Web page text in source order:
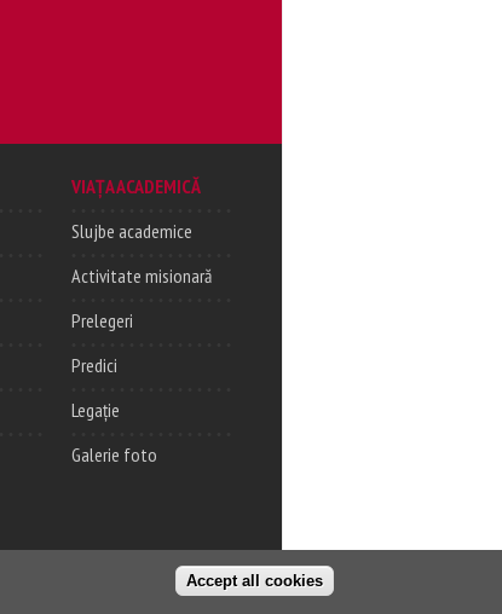
VIAȚA ACADEMICĂ
Slujbe academice
Activitate misionară
Prelegeri
Predici
Legație
Galerie foto
Accept all cookies